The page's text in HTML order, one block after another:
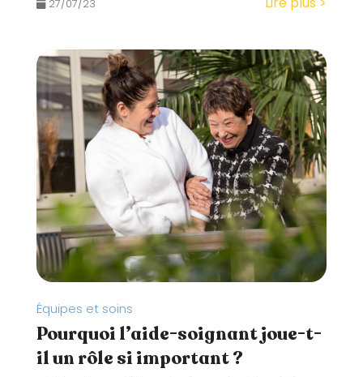
27/07/23
Équipes et soins
Pourquoi l’aide-soignant joue-t-
il un rôle si important ?